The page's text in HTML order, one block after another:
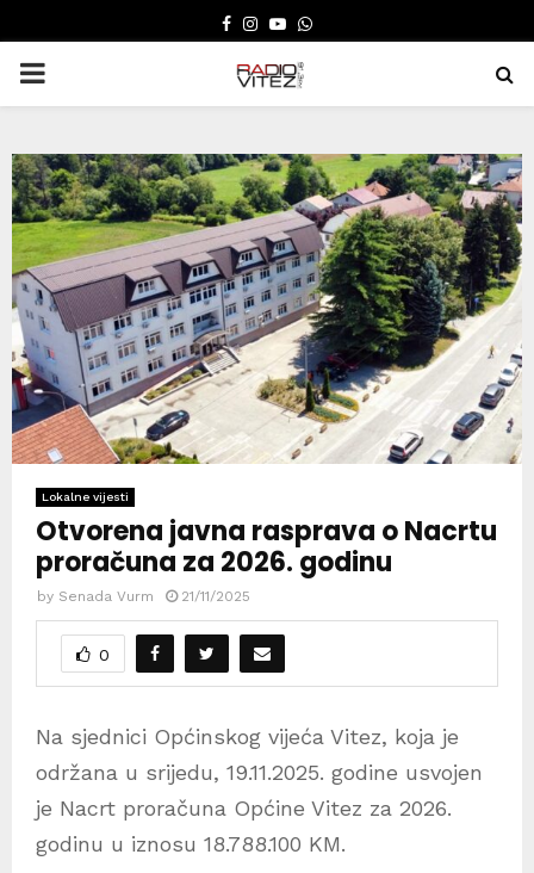
FACEBOOK
INSTAGRAM
YOUTUBE
WHATSAPP
PRIMARY
Lokalne vijesti
Otvorena javna rasprava o Nacrtu
proračuna za 2026. godinu
by Senada Vurm 21/11/2025
0
Na sjednici Općinskog vijeća Vitez, koja je
održana u srijedu, 19.11.2025. godine usvojen
je Nacrt proračuna Općine Vitez za 2026.
godinu u iznosu 18.788.100 KM.